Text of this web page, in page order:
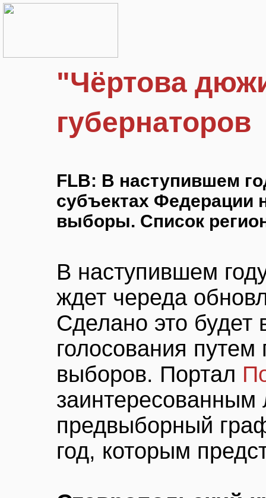
"Чёртова
губернаторов
FLB: В наступившем
субъектах Федерации
выборы. Список
В наступившем
ждет череда
Сделано это
голосования
выборов. Портал
предвыборный
год, которым